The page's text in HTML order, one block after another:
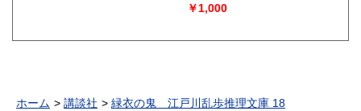
￥1,000
ホーム 講談社 緑衣の鬼 江戸川乱歩推理文庫 18